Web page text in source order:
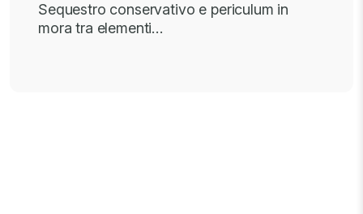
Sequestro conservativo e periculum in
mora tra elementi…